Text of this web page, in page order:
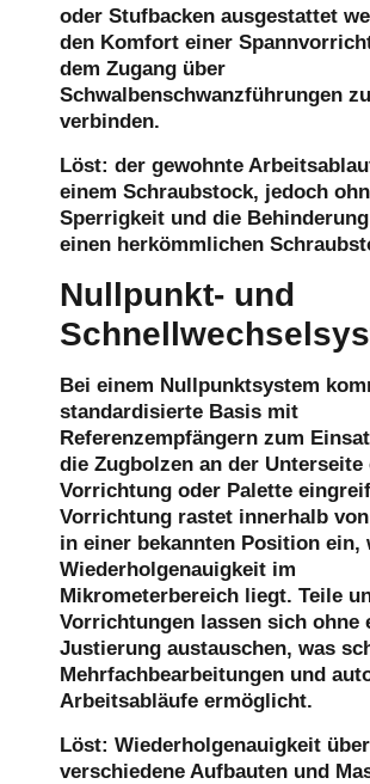
oder Stufbacken ausgestattet
den Komfort einer
dem Zugang über
Schwalbenschwanzführungen zu
verbinden.
Löst: der gewohnte
einem Schraubstock, jedoch
Sperrigkeit und die
einen herkömmlichen
Nullpunkt- und
Bei einem Nullpunktsystem
standardisierte Basis mit
Referenzempfängern zum
die Zugbolzen an der Unterseite
Vorrichtung oder Palette
Vorrichtung rastet innerhalb
in einer bekannten Position ein,
Wiederholgenauigkeit im
Mikrometerbereich liegt. Teile
Vorrichtungen lassen sich ohne
Justierung austauschen, was
Mehrfachbearbeitungen und
Arbeitsabläufe ermöglicht.
Löst: Wiederholgenauigkeit über
verschiedene Aufbauten und